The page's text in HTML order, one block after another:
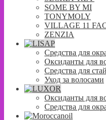
SOME BY MI
TONYMOLY
VILLAGE 11
ZENZIA
Средства для
Оксиданты для
Средства для
Уход за волосами
Оксиданты для
Средства для